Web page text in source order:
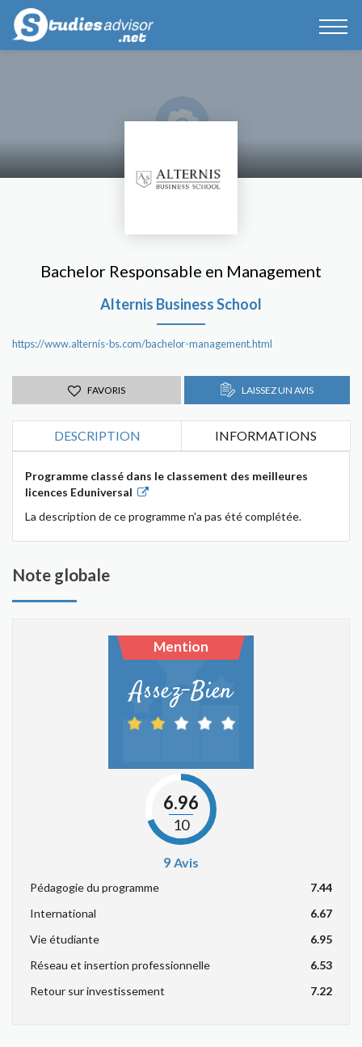
Bachelor Responsable en Management
Alternis Business School
https://www.alternis-bs.com/bachelor-management.html
FAVORIS LAISSEZ UN AVIS
DESCRIPTION INFORMATIONS
Programme classé dans le classement des meilleures
licences Eduniversal
La description de ce programme n'a pas été complétée.
Note globale
Mention
Assez-Bien
6.96
10
9Avis
Pédagogie du programme
7.44
International
6.67
Vie étudiante
6.95
Réseau et insertion professionnelle
6.53
Retour sur investissement
7.22